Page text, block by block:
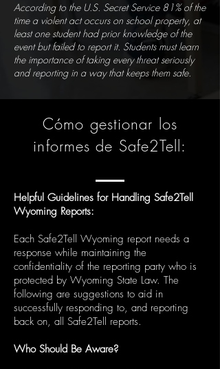
According to the U.S. Secret Service 81% of the
time a violent act occurs on school property, at
least one student had prior knowledge of the
event but failed to report it. Students must learn
the importance of taking every threat seriously
and reporting in a way that keeps them safe.
Cómo gestionar los
informes de Safe2Tell:
Helpful Guidelines for Handling Safe2Tell
Wyoming Reports:
Each Safe2Tell Wyoming report needs a
response while maintaining the
confidentiality of the reporting party who is
protected by Wyoming State Law. The
following are suggestions to aid in
successfully responding to, and reporting
back on, all Safe2Tell reports.
Who Should Be Aware?